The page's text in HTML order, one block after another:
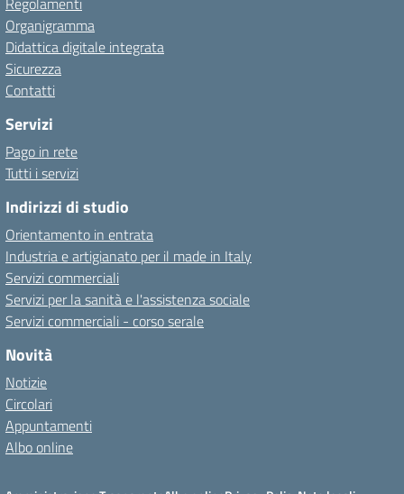
Organigramma
Didattica digitale integrata
Sicurezza
Contatti
Servizi
Pago in rete
Tutti i servizi
Indirizzi di studio
Orientamento in entrata
Industria e artigianato per il made in Italy
Servizi commerciali
Servizi per la sanità e l'assistenza sociale
Servizi commerciali - corso serale
Novità
Notizie
Circolari
Appuntamenti
Albo online